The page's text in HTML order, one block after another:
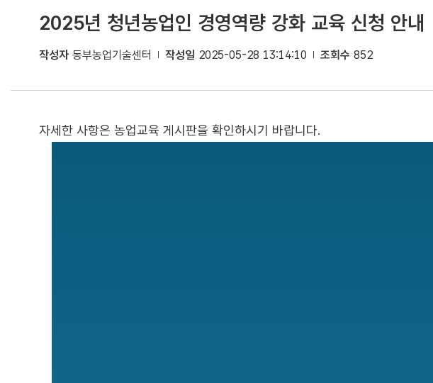
2025년 청년농업인 경영역량 강화 교육 신청 안내
작성자 동부농업기술센터 작성일 2025-05-28 13:14:10 조회수 852
자세한 사항은 농업교육 게시판을 확인하시기 바랍니다.